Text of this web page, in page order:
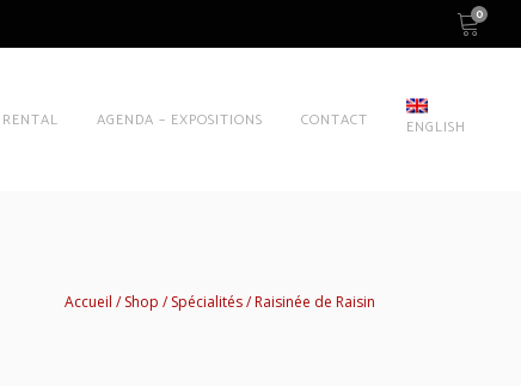
0
RENTAL AGENDA – EXPOSITIONS CONTACT ENGLISH
Accueil Shop Spécialités Raisinée de Raisin